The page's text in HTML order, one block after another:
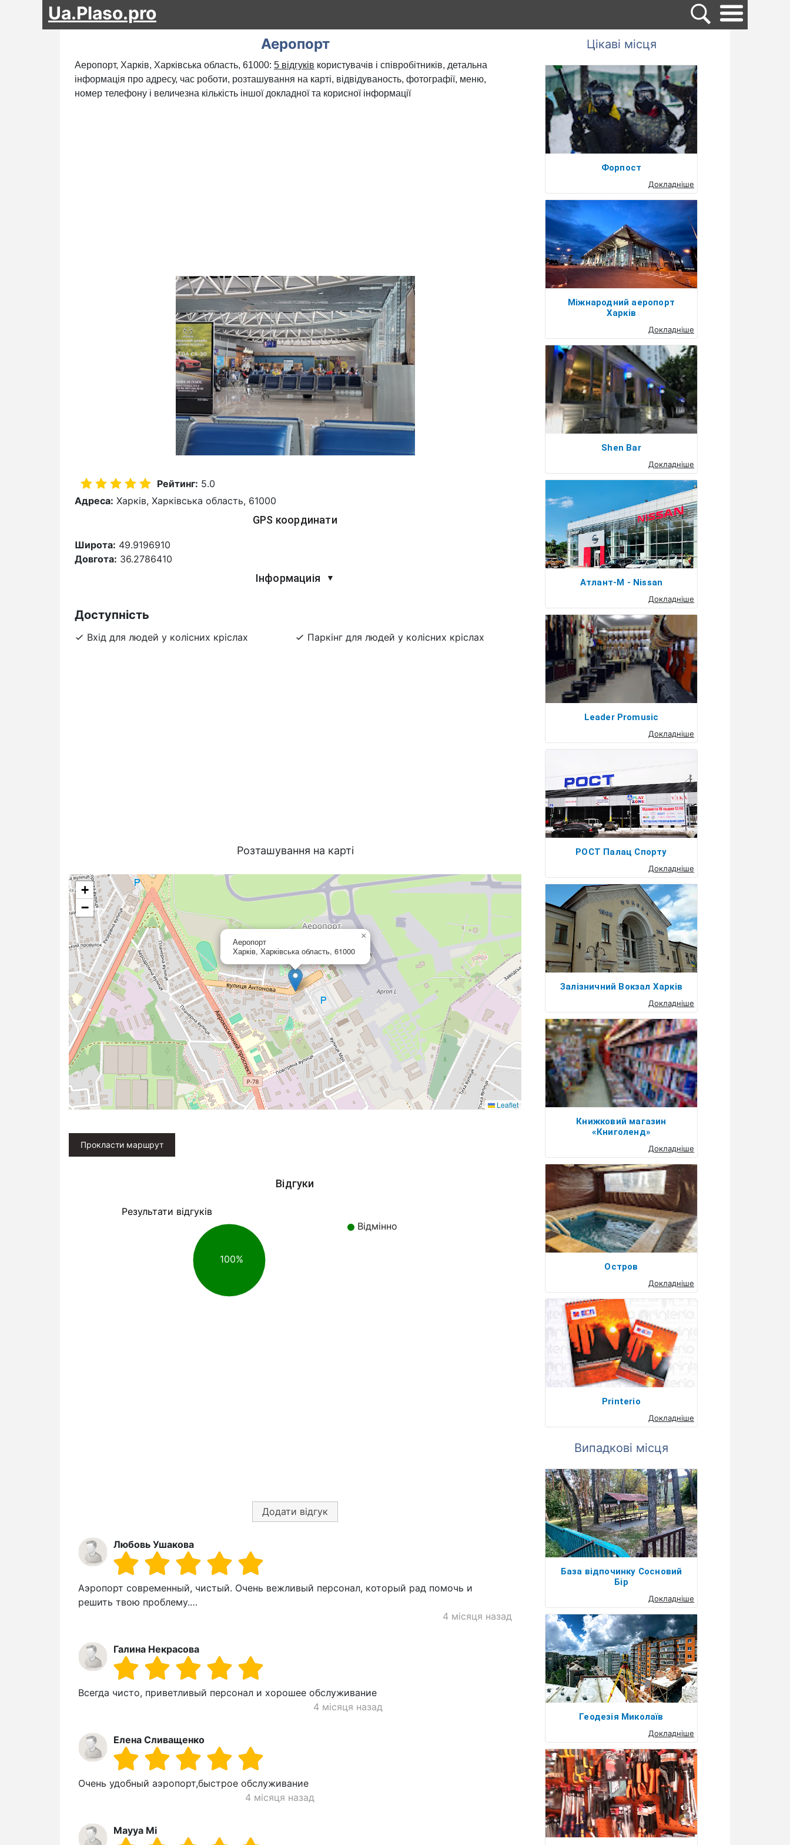
Ua.Plaso.pro
Аеропорт
Аеропорт, Харків, Харківська область, 61000: 5 відгуків користувачів і співробітників, детальна
інформація про адресу, час роботи, розташування на карті, відвідуваность, фотографії, меню,
номер телефону і величезна кількість іншої докладної та корисної інформації
Рейтинг: 5.0
Адреса: Харків, Харківська область, 61000
GPS координати
Широта: 49.9196910
Довгота: 36.2786410
Інформациія ▼
Доступність
Вхід для людей у колісних кріслах Паркінг для людей у колісних кріслах
Розташування на карті
Аеропорт
Харків, Харківська область, 61000
×
+
−
Leaflet
Прокласти маршрут
Відгуки
Результати відгуків
Відмінно
100%
Додати відгук
Любовь Ушакова
Аэропорт современный, чистый. Очень вежливый персонал, который рад помочь и
решить твою проблему.…
4 місяця назад
Галина Некрасова
Всегда чисто, приветливый персонал и хорошее обслуживание
4 місяця назад
Елена Сливащенко
Очень удобный аэропорт,быстрое обслуживание
4 місяця назад
Mayya Mi
Цікаві місця
Форпост
Докладніше
Міжнародний аеропорт
Харків
Докладніше
Shen Bar
Докладніше
Атлант-М - Nissan
Докладніше
Leader Promusic
Докладніше
РОСТ Палац Спорту
Докладніше
Залізничний Вокзал Харків
Докладніше
Книжковий магазин
«Книголенд»
Докладніше
Остров
Докладніше
Printerio
Докладніше
Випадкові місця
База відпочинку Сосновий
Бір
Докладніше
Геодезія Миколаїв
Докладніше